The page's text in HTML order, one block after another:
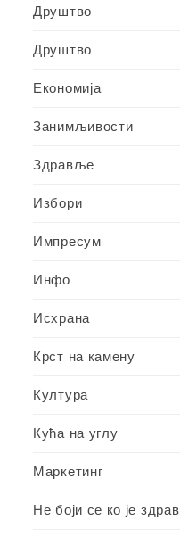
Друштво
Друштво
Економија
Занимљивости
Здравље
Избори
Импресум
Инфо
Исхрана
Крст на камену
Култура
Кућа на углу
Маркетинг
Не боји се ко је здрав